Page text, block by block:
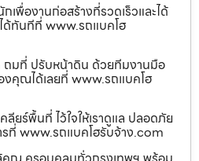
เพื่องานก่อสร้างที่รวดเร็วและได้
ด้ทันทีที่ www.รถแบคโฮ
มที่ ปรับหน้าดิน ด้วยทีมงานมือ
คุณได้เลยที่ www.รถแบคโฮ
ยร์พื้นที่ ไว้ใจให้เราดูแล ปลอดภัย
รที่ www.รถแบคโฮรับจ้าง.com